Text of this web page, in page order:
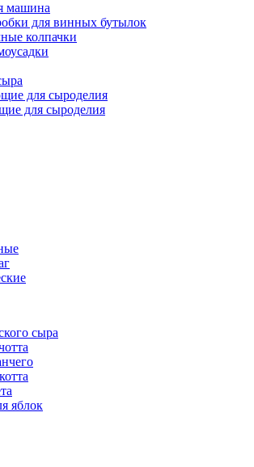
машина
для винных бутылок
колпачки
для сыроделия
для сыроделия
сыра
яблок